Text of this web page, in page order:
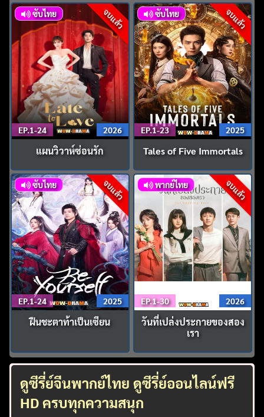
จบแล้ว
ซับไทย
EP.1-24 2026
แผนวิวาห์ซ่อนรัก
จบแล้ว
ซับไทย
EP.1-23 2025
Tales of Five Immortals
จบแล้ว
ซับไทย
EP.1-24 2025
ฝืนชะตาท้าเป็นเซียน
จบแล้ว
พากย์ไทย
EP.1-30 2026
วันที่เปล่งประกายของสอง
เรา
ดูซีรี่ย์จีนพากย์ไทย ดูซีรี่ย์ออนไลน์ฟรี
HD ครบทุกความสนุก